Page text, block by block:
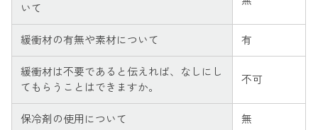
いて
緩衝材の有無や素材について 有
緩衝材は不要であると伝えれば、なしにし
てもらうことはできますか。
不可
保冷剤の使用について 無